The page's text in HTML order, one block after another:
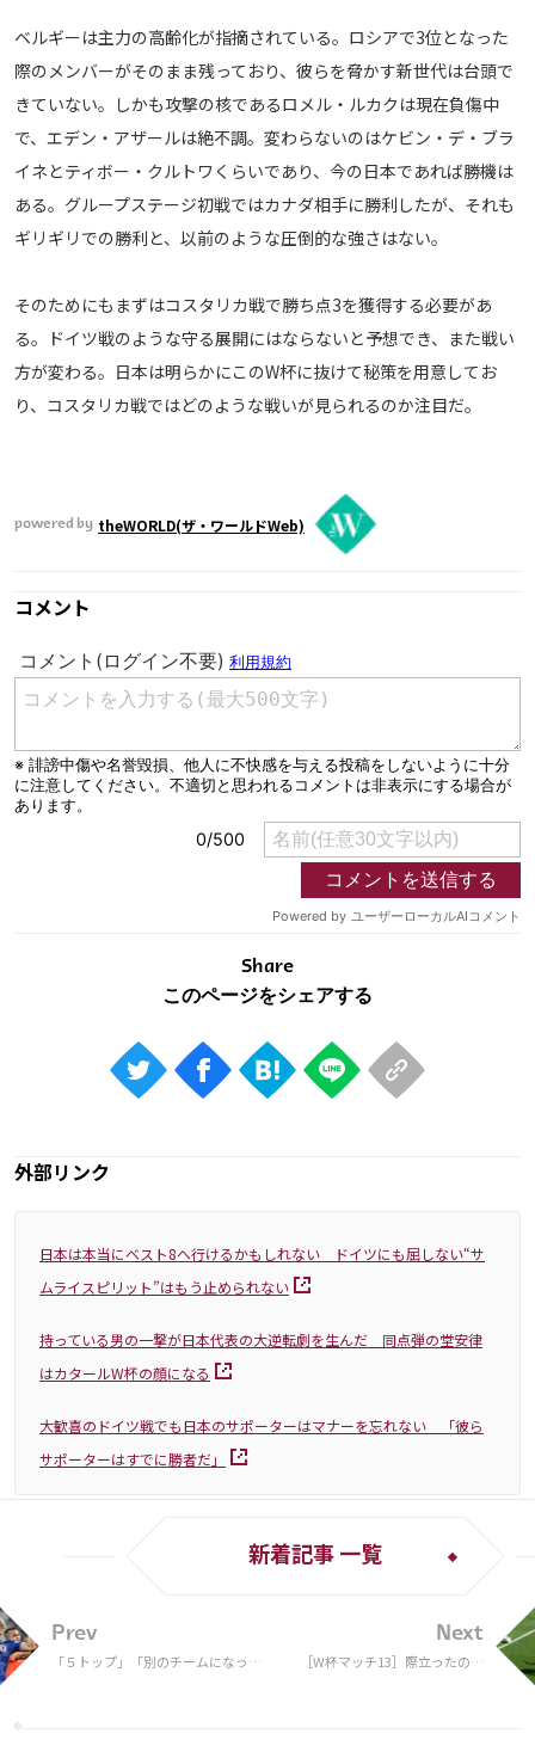
ベルギーは主力の高齢化が指摘されている。ロシアで3位となった
際のメンバーがそのまま残っており、彼らを脅かす新世代は台頭で
きていない。しかも攻撃の核であるロメル・ルカクは現在負傷中
で、エデン・アザールは絶不調。変わらないのはケビン・デ・ブラ
イネとティボー・クルトワくらいであり、今の日本であれば勝機は
ある。グループステージ初戦ではカナダ相手に勝利したが、それも
ギリギリでの勝利と、以前のような圧倒的な強さはない。
そのためにもまずはコスタリカ戦で勝ち点3を獲得する必要があ
る。ドイツ戦のような守る展開にはならないと予想でき、また戦い
方が変わる。日本は明らかにこのW杯に抜けて秘策を用意してお
り、コスタリカ戦ではどのような戦いが見られるのか注目だ。
powered by theWORLD(ザ・ワールドWeb)
コメント
Share
外部リンク
日本は本当にベスト8へ行けるかもしれない ドイツにも屈しない“サ
ムライスピリット”はもう止められない
持っている男の一撃が日本代表の大逆転劇を生んだ 同点弾の堂安律
はカタールW杯の顔になる
大歓喜のドイツ戦でも日本のサポーターはマナーを忘れない 「彼ら
サポーターはすでに勝者だ」
Prev
「５トップ」「別のチームになっ
新着記事 一覧
Next
［W杯マッチ13］際立ったのは